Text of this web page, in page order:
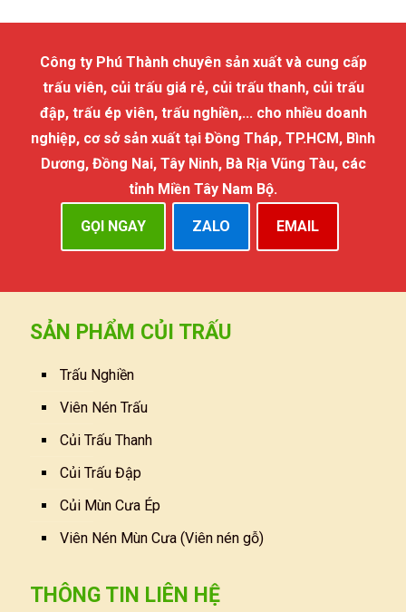
Công ty Phú Thành chuyên sản xuất và cung cấp
trấu viên, củi trấu giá rẻ, củi trấu thanh, củi trấu
đập, trấu ép viên, trấu nghiền,... cho nhiều doanh
nghiệp, cơ sở sản xuất tại Đồng Tháp, TP.HCM, Bình
Dương, Đồng Nai, Tây Ninh, Bà Rịa Vũng Tàu, các
tỉnh Miền Tây Nam Bộ.
GỌI NGAY ZALO EMAIL
SẢN PHẨM CỦI TRẤU
Trấu Nghiền
Viên Nén Trấu
Củi Trấu Thanh
Củi Trấu Đập
Củi Mùn Cưa Ép
Viên Nén Mùn Cưa (Viên nén gỗ)
THÔNG TIN LIÊN HỆ